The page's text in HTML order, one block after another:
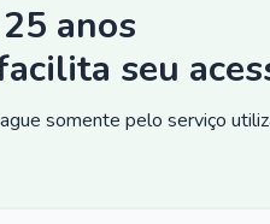
anos
seu
somente pelo serviço